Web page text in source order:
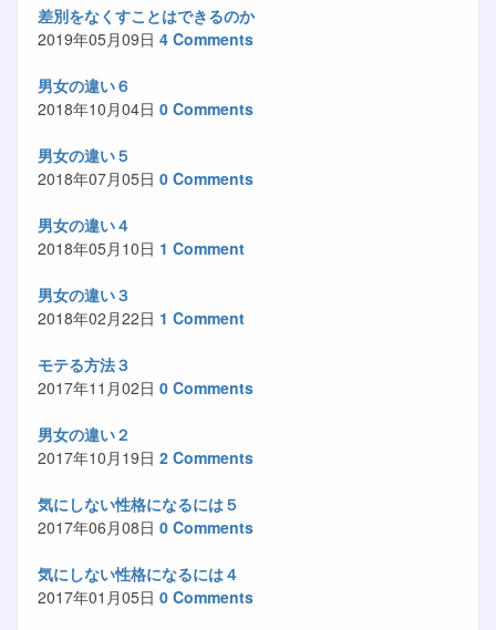
差別をなくすことはできるのか
2019年05月09日 4 Comments
男女の違い６
2018年10月04日 0 Comments
男女の違い５
2018年07月05日 0 Comments
男女の違い４
2018年05月10日 1 Comment
男女の違い３
2018年02月22日 1 Comment
モテる方法３
2017年11月02日 0 Comments
男女の違い２
2017年10月19日 2 Comments
気にしない性格になるには５
2017年06月08日 0 Comments
気にしない性格になるには４
2017年01月05日 0 Comments